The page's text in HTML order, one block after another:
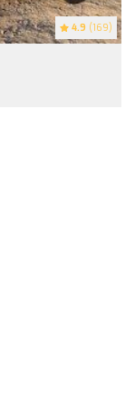
4.9 (169)